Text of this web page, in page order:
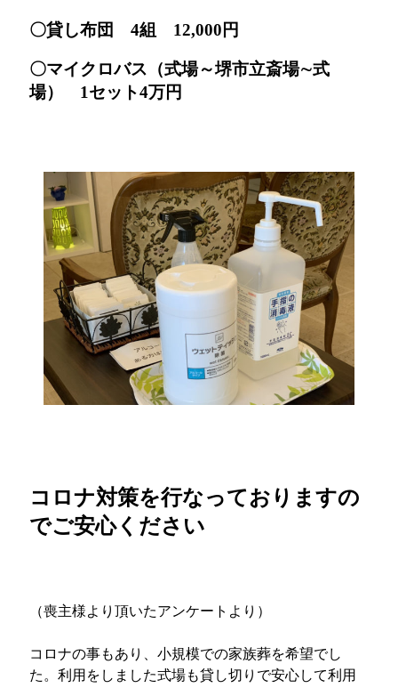
〇貸し布団 4組 12,000円
〇マイクロバス（式場～堺市立斎場∼式
場） 1セット4万円
コロナ対策を行なっておりますの
でご安心ください
（喪主様より頂いたアンケートより）
コロナの事もあり、小規模での家族葬を希望でし
た。利用をしました式場も貸し切りで安心して利用